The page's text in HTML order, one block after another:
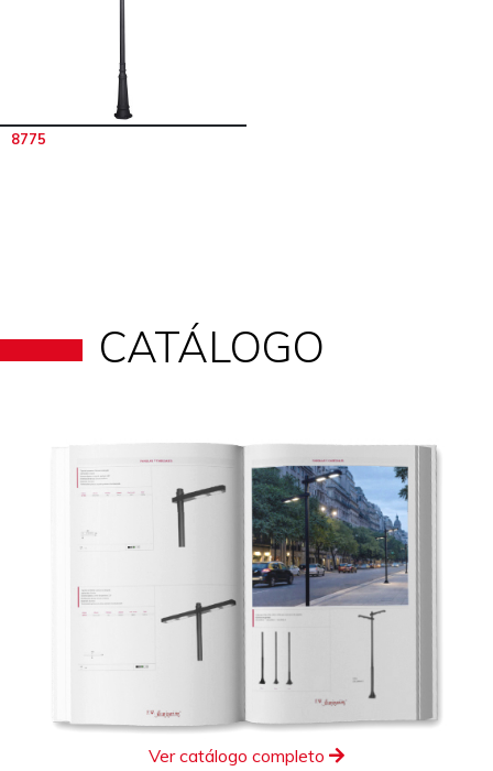
8775
CATÁLOGO
Ver catálogo completo